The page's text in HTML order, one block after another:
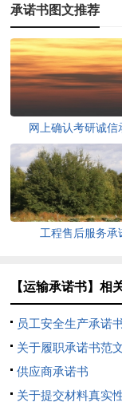
承诺书图文推荐
网上确认考研诚信
工程售后服务承
【运输承诺书】相
员工安全生产承诺
9篇
关于履职承诺书范
供应商承诺书
关于提交材料真实